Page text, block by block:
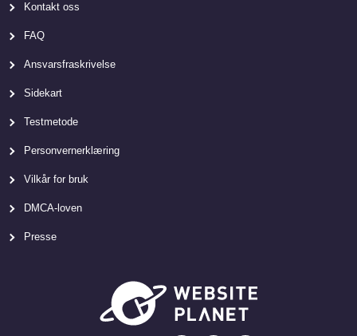
Kontakt oss
FAQ
Ansvarsfraskrivelse
Sidekart
Testmetode
Personvernerklæring
Vilkår for bruk
DMCA-loven
Presse